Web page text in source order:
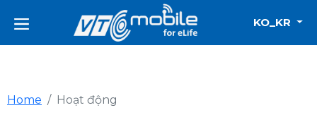
KO_KR
Home Hoạt động